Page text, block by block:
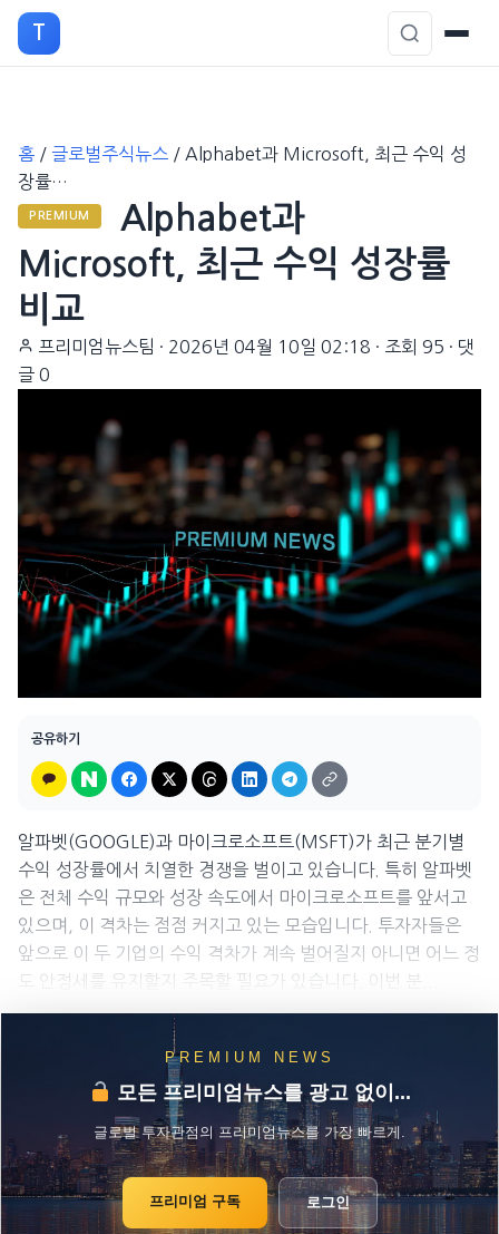
T
홈 / 글로벌주식뉴스 / Alphabet과 Microsoft, 최근 수익 성
장률…
PREMIUM
Alphabet과
Microsoft, 최근 수익 성장률
비교
프리미엄뉴스팀 · 2026년 04월 10일 02:18 · 조회 95 · 댓
글 0
공유하기
알파벳(GOOGLE)과 마이크로소프트(MSFT)가 최근 분기별
수익 성장률에서 치열한 경쟁을 벌이고 있습니다. 특히 알파벳
은 전체 수익 규모와 성장 속도에서 마이크로소프트를 앞서고
있으며, 이 격차는 점점 커지고 있는 모습입니다. 투자자들은
앞으로 이 두 기업의 수익 격차가 계속 벌어질지 아니면 어느 정
도 안정세를 유지할지 주목할 필요가 있습니다. 이번 분...
PREMIUM NEWS
모든 프리미엄뉴스를 광고 없이...
글로벌 투자관점의 프리미엄뉴스를 가장 빠르게.
프리미엄 구독 로그인